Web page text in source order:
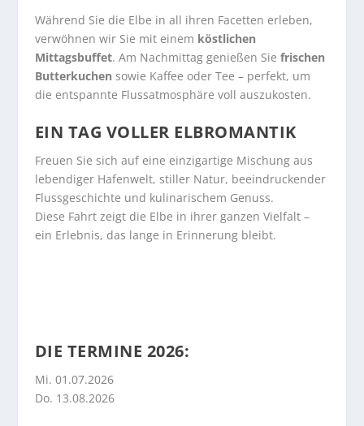
Während Sie die Elbe in all ihren Facetten erleben,
verwöhnen wir Sie mit einem köstlichen
Mittagsbuffet. Am Nachmittag genießen Sie frischen
Butterkuchen sowie Kaffee oder Tee – perfekt, um
die entspannte Flussatmosphäre voll auszukosten.
EIN TAG VOLLER ELBROMANTIK
Freuen Sie sich auf eine einzigartige Mischung aus
lebendiger Hafenwelt, stiller Natur, beeindruckender
Flussgeschichte und kulinarischem Genuss.
Diese Fahrt zeigt die Elbe in ihrer ganzen Vielfalt –
ein Erlebnis, das lange in Erinnerung bleibt.
DIE TERMINE 2026:
Mi. 01.07.2026
Do. 13.08.2026